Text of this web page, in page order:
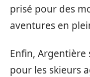
prisé pour des
aventures en
Enfin, Argentière
pour les skieurs